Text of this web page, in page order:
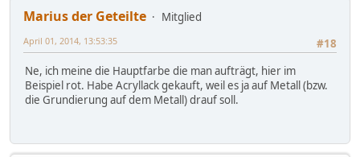
Marius der Geteilte
Mitglied
#18
April 01, 2014, 13:53:35
Ne, ich meine die Hauptfarbe die man aufträgt, hier im
Beispiel rot. Habe Acryllack gekauft, weil es ja auf Metall (bzw.
die Grundierung auf dem Metall) drauf soll.